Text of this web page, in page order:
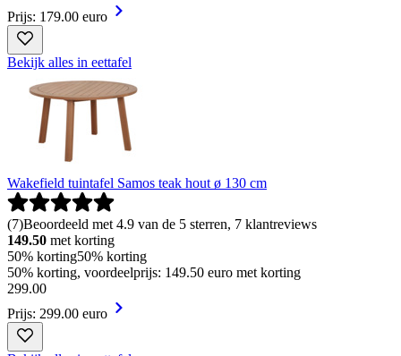
Prijs: 179.00 euro
Bekijk alles in eettafel
Wakefield tuintafel Samos teak hout ø 130 cm
(7)Beoordeeld met 4.9 van de 5 sterren, 7 klantreviews
149.50 met korting
50% korting50% korting
50% korting, voordeelprijs: 149.50 euro met korting
299.00
Prijs: 299.00 euro